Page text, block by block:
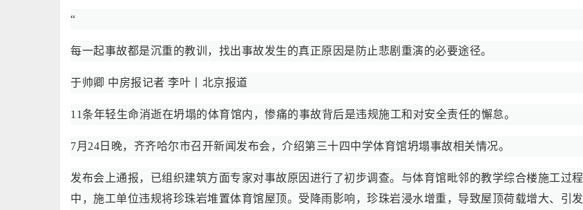
“
每一起事故都是沉重的教训，找出事故发生的真正原因是防止悲剧重演的必要途径。
于帅卿 中房报记者 李叶丨北京报道
11条年轻生命消逝在坍塌的体育馆内，惨痛的事故背后是违规施工和对安全责任的懈怠。
7月24日晚，齐齐哈尔市召开新闻发布会，介绍第三十四中学体育馆坍塌事故相关情况。
发布会上通报，已组织建筑方面专家对事故原因进行了初步调查。与体育馆毗邻的教学综合楼施工过程
中，施工单位违规将珍珠岩堆置体育馆屋顶。受降雨影响，珍珠岩浸水增重，导致屋顶荷载增大、引发